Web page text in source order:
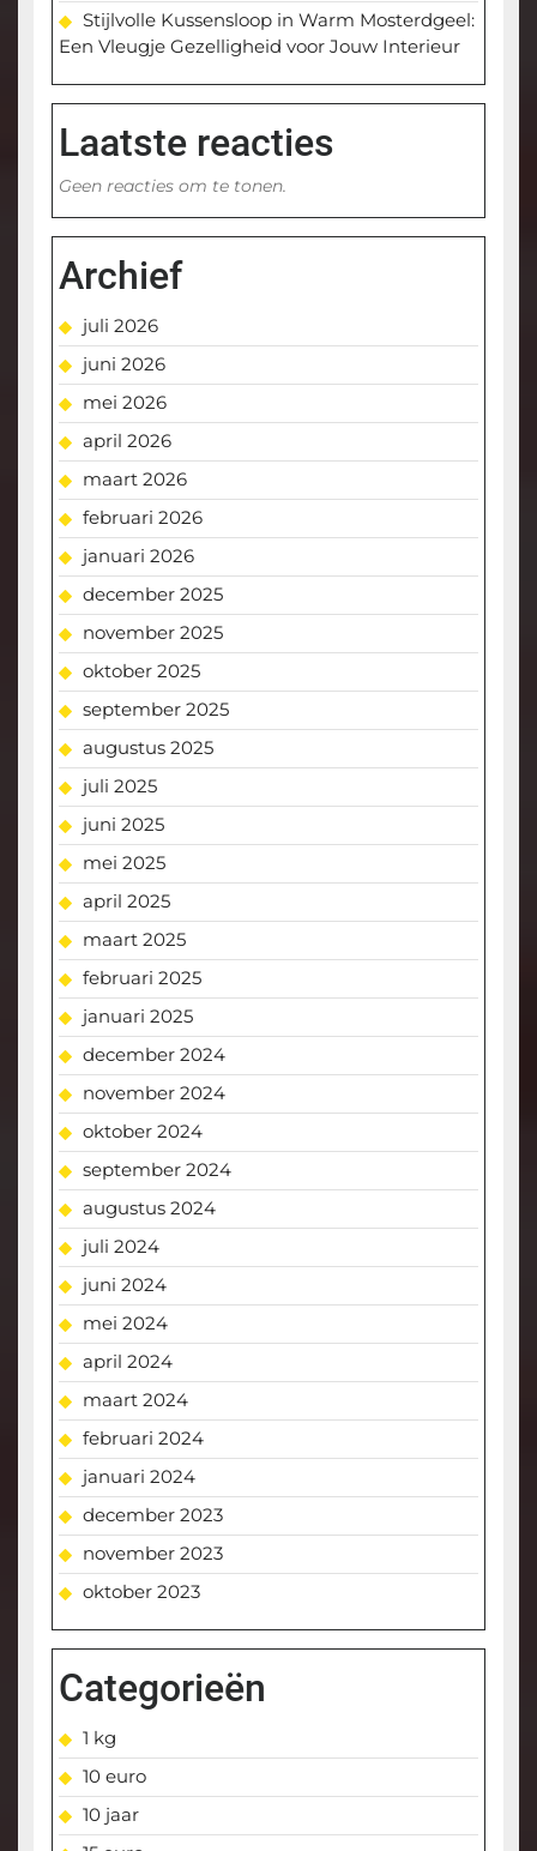
Stijlvolle Kussensloop in Warm Mosterdgeel:
Een Vleugje Gezelligheid voor Jouw Interieur
Laatste reacties
Geen reacties om te tonen.
Archief
juli 2026
juni 2026
mei 2026
april 2026
maart 2026
februari 2026
januari 2026
december 2025
november 2025
oktober 2025
september 2025
augustus 2025
juli 2025
juni 2025
mei 2025
april 2025
maart 2025
februari 2025
januari 2025
december 2024
november 2024
oktober 2024
september 2024
augustus 2024
juli 2024
juni 2024
mei 2024
april 2024
maart 2024
februari 2024
januari 2024
december 2023
november 2023
oktober 2023
Categorieën
1 kg
10 euro
10 jaar